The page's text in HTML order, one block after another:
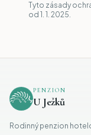
Tyto zásady
od 1. 1. 2025.
PENZION
U Ježků
Rodinný penzion